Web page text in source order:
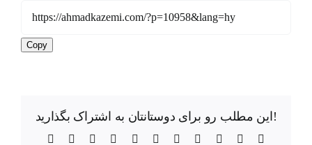
Copy
این مطلب رو برای دوستانتان به اشتراک بگذارید!
Facebook Reddit LinkedInWhatsAppTelegram
TumblrPinterest Xing